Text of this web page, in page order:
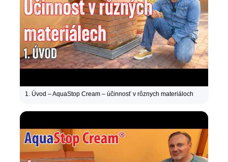
1. Úvod – AquaStop Cream – účinnosť v rôznych materiáloch